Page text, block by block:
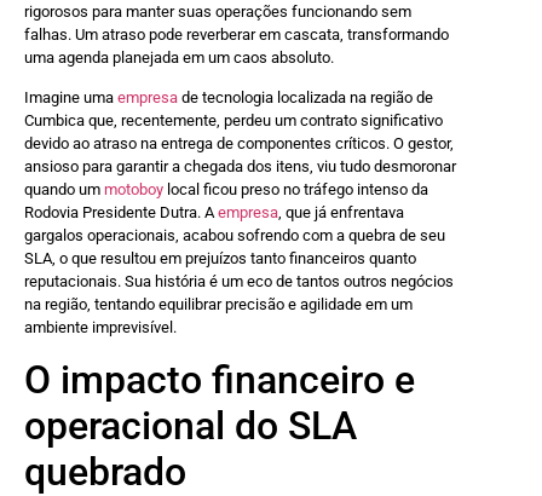
rigorosos para manter suas operações funcionando sem
falhas. Um atraso pode reverberar em cascata, transformando
uma agenda planejada em um caos absoluto.
Imagine uma empresa de tecnologia localizada na região de
Cumbica que, recentemente, perdeu um contrato significativo
devido ao atraso na entrega de componentes críticos. O gestor,
ansioso para garantir a chegada dos itens, viu tudo desmoronar
quando um motoboy local ficou preso no tráfego intenso da
Rodovia Presidente Dutra. Aempresa, que já enfrentava
gargalos operacionais, acabou sofrendo com a quebra de seu
SLA, o que resultou em prejuízos tanto financeiros quanto
reputacionais. Sua história é um eco de tantos outros negócios
na região, tentando equilibrar precisão e agilidade em um
ambiente imprevisível.
O impacto financeiro e
operacional do SLA
quebrado